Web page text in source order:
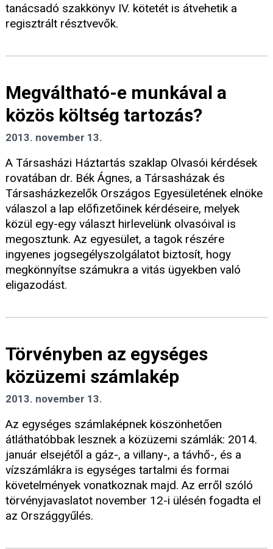
tanácsadó szakkönyv IV. kötetét is átvehetik a
regisztrált résztvevők.
Megváltható-e munkával a
közös költség tartozás?
2013. november 13.
A Társasházi Háztartás szaklap Olvasói kérdések
rovatában dr. Bék Ágnes, a Társasházak és
Társasházkezelők Országos Egyesületének elnöke
válaszol a lap előfizetőinek kérdéseire, melyek
közül egy-egy választ hirlevelünk olvasóival is
megosztunk. Az egyesület, a tagok részére
ingyenes jogsegélyszolgálatot biztosít, hogy
megkönnyítse számukra a vitás ügyekben való
eligazodást.
Törvényben az egységes
közüzemi számlakép
2013. november 13.
Az egységes számlaképnek köszönhetően
átláthatóbbak lesznek a közüzemi számlák: 2014.
január elsejétől a gáz-, a villany-, a távhő-, és a
vízszámlákra is egységes tartalmi és formai
követelmények vonatkoznak majd. Az erről szóló
törvényjavaslatot november 12-i ülésén fogadta el
az Országgyűlés.